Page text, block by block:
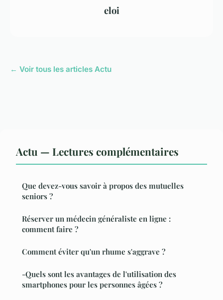
eloi
← Voir tous les articles Actu
Actu — Lectures complémentaires
Que devez-vous savoir à propos des mutuelles
seniors ?
Réserver un médecin généraliste en ligne :
comment faire ?
Comment éviter qu'un rhume s'aggrave ?
-Quels sont les avantages de l'utilisation des
smartphones pour les personnes âgées ?